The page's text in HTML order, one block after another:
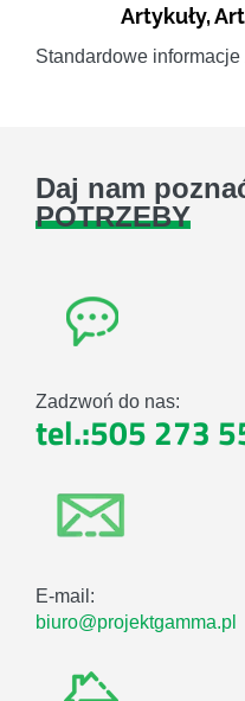
Artykuły,
Standardowe
Daj nam
POTRZEBY
Zadzwoń do nas:
tel.:505 273
E-mail:
biuro@projektgamma.pl